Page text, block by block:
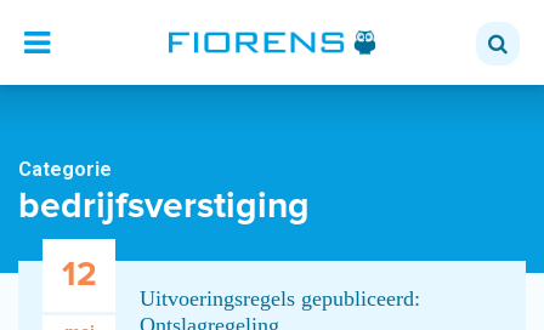
Categorie
bedrijfsverstiging
12
Uitvoeringsregels gepubliceerd:
Ontslagregeling